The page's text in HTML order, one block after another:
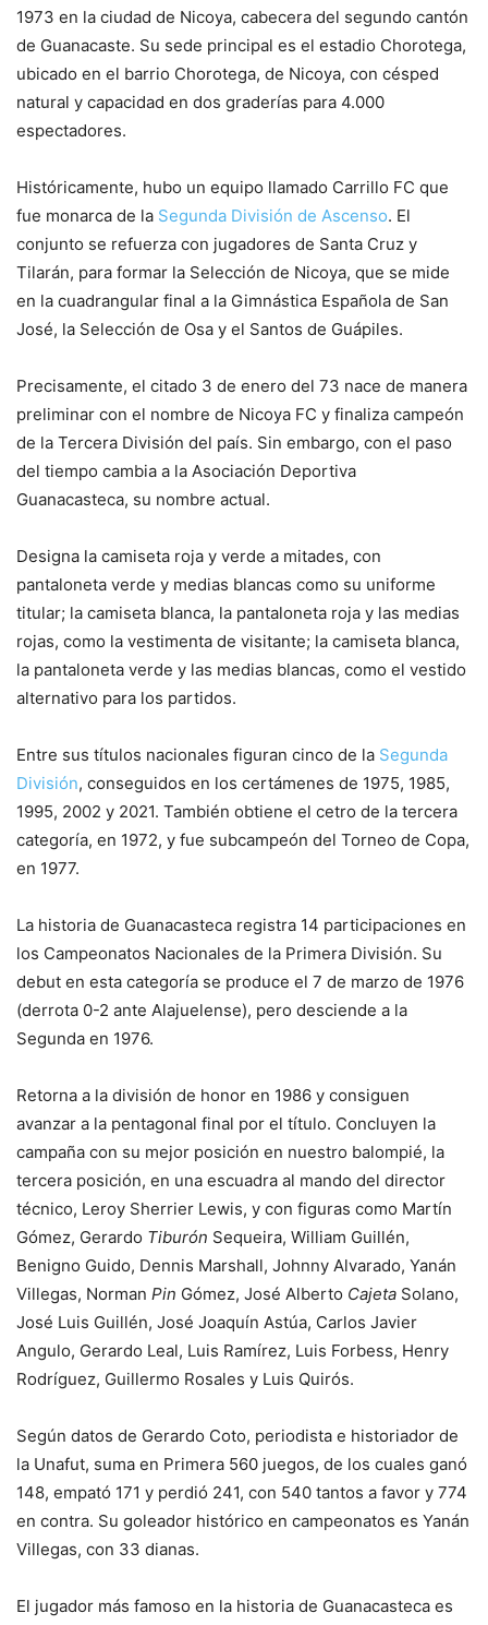
1973 en la ciudad de Nicoya, cabecera del segundo cantón
de Guanacaste. Su sede principal es el estadio Chorotega,
ubicado en el barrio Chorotega, de Nicoya, con césped
natural y capacidad en dos graderías para 4.000
espectadores.
Históricamente, hubo un equipo llamado Carrillo FC que
fue monarca de la Segunda División de Ascenso. El
conjunto se refuerza con jugadores de Santa Cruz y
Tilarán, para formar la Selección de Nicoya, que se mide
en la cuadrangular final a la Gimnástica Española de San
José, la Selección de Osa y el Santos de Guápiles.
Precisamente, el citado 3 de enero del 73 nace de manera
preliminar con el nombre de Nicoya FC y finaliza campeón
de la Tercera División del país. Sin embargo, con el paso
del tiempo cambia a la Asociación Deportiva
Guanacasteca, su nombre actual.
Designa la camiseta roja y verde a mitades, con
pantaloneta verde y medias blancas como su uniforme
titular; la camiseta blanca, la pantaloneta roja y las medias
rojas, como la vestimenta de visitante; la camiseta blanca,
la pantaloneta verde y las medias blancas, como el vestido
alternativo para los partidos.
Entre sus títulos nacionales figuran cinco de la Segunda
División, conseguidos en los certámenes de 1975, 1985,
1995, 2002 y 2021. También obtiene el cetro de la tercera
categoría, en 1972, y fue subcampeón del Torneo de Copa,
en 1977.
La historia de Guanacasteca registra 14 participaciones en
los Campeonatos Nacionales de la Primera División. Su
debut en esta categoría se produce el 7 de marzo de 1976
(derrota 0-2 ante Alajuelense), pero desciende a la
Segunda en 1976.
Retorna a la división de honor en 1986 y consiguen
avanzar a la pentagonal final por el título. Concluyen la
campaña con su mejor posición en nuestro balompié, la
tercera posición, en una escuadra al mando del director
técnico, Leroy Sherrier Lewis, y con figuras como Martín
Gómez, Gerardo Tiburón Sequeira, William Guillén,
Benigno Guido, Dennis Marshall, Johnny Alvarado, Yanán
Villegas, Norman Pin Gómez, José Alberto Cajeta Solano,
José Luis Guillén, José Joaquín Astúa, Carlos Javier
Angulo, Gerardo Leal, Luis Ramírez, Luis Forbess, Henry
Rodríguez, Guillermo Rosales y Luis Quirós.
Según datos de Gerardo Coto, periodista e historiador de
la Unafut, suma en Primera 560 juegos, de los cuales ganó
148, empató 171 y perdió 241, con 540 tantos a favor y 774
en contra. Su goleador histórico en campeonatos es Yanán
Villegas, con 33 dianas.
El jugador más famoso en la historia de Guanacasteca es